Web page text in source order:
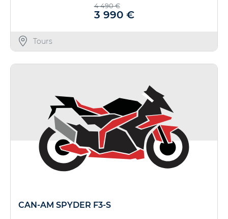
4 490 €
3 990 €
Tours
CAN-AM SPYDER F3-S